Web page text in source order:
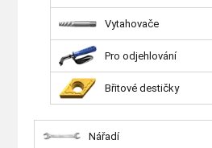
Vytahovače
Pro odjehlování
Břitové destičky
Nářadí